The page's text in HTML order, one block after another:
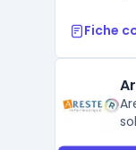
Fiche